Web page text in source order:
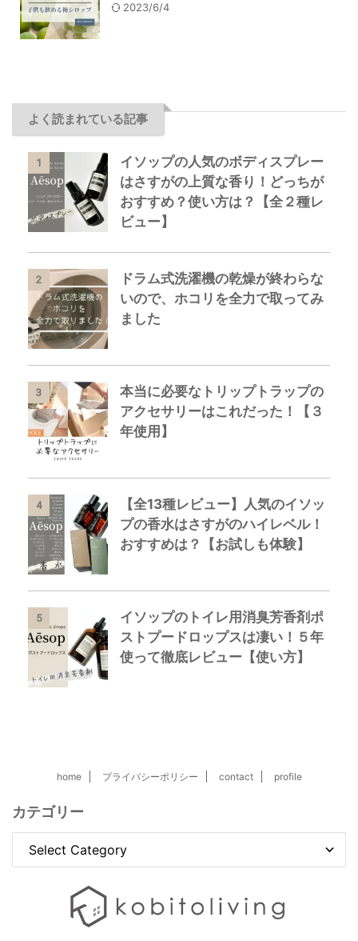
2023/6/4
よく読まれている記事
1
イソップの人気のボディスプレー
はさすがの上質な香り！どっちが
おすすめ？使い方は？【全２種レ
ビュー】
2
ドラム式洗濯機の乾燥が終わらな
いので、ホコリを全力で取ってみ
ました
3
本当に必要なトリップトラップの
アクセサリーはこれだった！【３
年使用】
4
【全13種レビュー】人気のイソッ
プの香水はさすがのハイレベル！
おすすめは？【お試しも体験】
5
イソップのトイレ用消臭芳香剤ポ
ストプードロップスは凄い！５年
使って徹底レビュー【使い方】
home プライバシーポリシー contact profile
カテゴリー